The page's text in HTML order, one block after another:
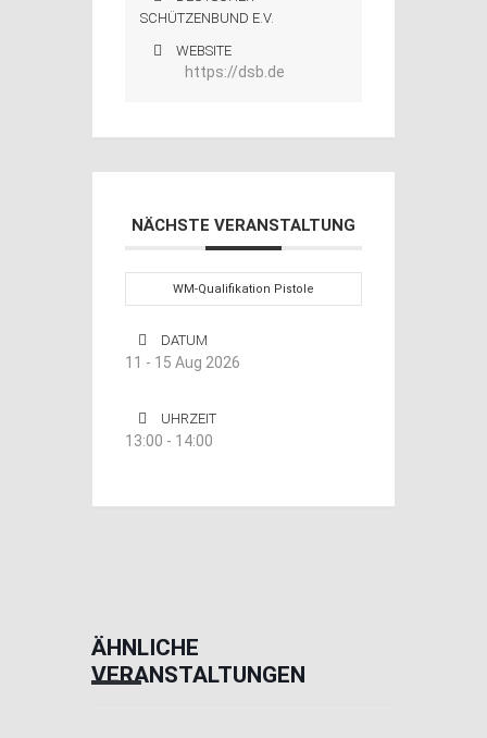
SCHÜTZENBUND E.V.
WEBSITE
https://dsb.de
NÄCHSTE VERANSTALTUNG
WM-Qualifikation Pistole
DATUM
11 - 15 Aug 2026
UHRZEIT
13:00 - 14:00
ÄHNLICHE
VERANSTALTUNGEN